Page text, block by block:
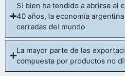
Si bien ha tendido a abrirse al
40 años, la economía
cerradas del mundo
La mayor parte de las
compuesta por productos no